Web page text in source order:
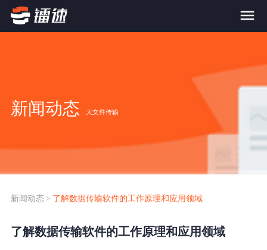
FTP替代升级
SDK传输应用集成
案例
新闻动态
新闻动态 大文件传输
新闻动态 > 了解数据传输软件的工作原理和应用领域
了解数据传输软件的工作原理和应用领域